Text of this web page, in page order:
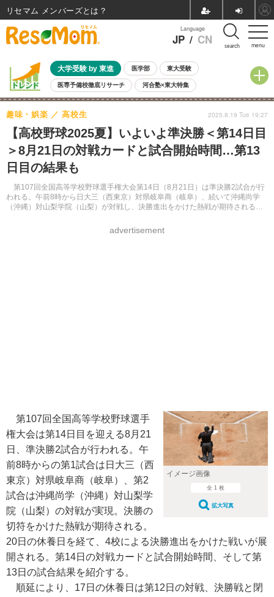
menu
Language
JP / CN search
大学受験 by 東進 医学部 東大受験
医専予備校徹底リサーチ 河合塾×東大特集
親子で考える大学選び 高校受験 中学受験 小学校受験
共通テスト 夏休み
8月開催イベント・WS 全国公立高校 過去問 人気記事
自由研究教材（小学生向け） 自由研究教材（中学生向け） ランキング
【高校野球2025夏】いよいよ準決勝＜第14日目
＞8月21日の対戦カードと試合開始時間…第13
日目の結果も
第107回全国高等学校野球選手権大会第14日（8月21日）は準決勝2試合が行
われる。午前8時から日大三（西東京）対県岐阜商（岐阜）、続いて沖縄尚学
（沖縄）対山梨学院（山梨）が対戦し、決勝進出をかけた熱戦が期待される。
趣味・娯楽 高校生
advertisement
2025.8.19 Tue 19:27
イメージ画像
全 1 枚
拡大写真
第107回全国高等学校野球選手
権大会は第14日目を迎える8月21
日、準決勝2試合が行われる。午
前8時からの第1試合は日大三（西
東京）対県岐阜商（岐阜）、第2
試合は沖縄尚学（沖縄）対山梨学
院（山梨）の対戦が実現。決勝の
切符をかけた熱戦が期待される。
20日の休養日を経て、4校による決勝進出をかけた戦いが展
開される。第14日の対戦カードと試合開始時間、そして第
13日の試合結果を紹介する。
順延により、17日の休養日は第12日の対戦、決勝戦と閉
リセマム メンバーズ